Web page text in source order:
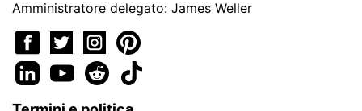
Amministratore delegato: James Weller